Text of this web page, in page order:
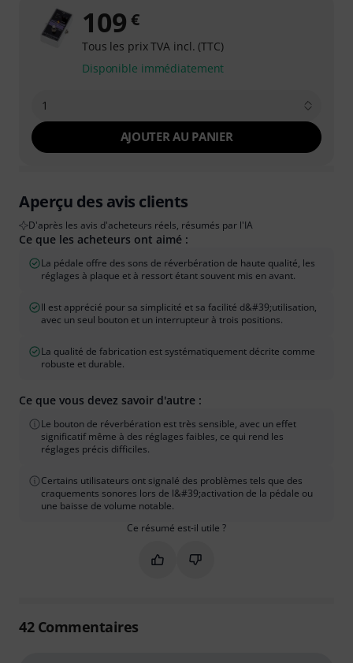
109 €
Tous les prix TVA incl. (TTC)
Disponible immédiatement
1
AJOUTER AU PANIER
Aperçu des avis clients
D'après les avis d'acheteurs réels, résumés par l'IA
Ce que les acheteurs ont aimé :
La pédale offre des sons de réverbération de haute qualité, les
réglages à plaque et à ressort étant souvent mis en avant.
Il est apprécié pour sa simplicité et sa facilité d&#39;utilisation,
avec un seul bouton et un interrupteur à trois positions.
La qualité de fabrication est systématiquement décrite comme
robuste et durable.
Ce que vous devez savoir d'autre :
Le bouton de réverbération est très sensible, avec un effet
significatif même à des réglages faibles, ce qui rend les
réglages précis difficiles.
Certains utilisateurs ont signalé des problèmes tels que des
craquements sonores lors de l&#39;activation de la pédale ou
une baisse de volume notable.
Ce résumé est-il utile ?
Marquer ce résumé comme utile
Marquer ce résumé comme
42Commentaires